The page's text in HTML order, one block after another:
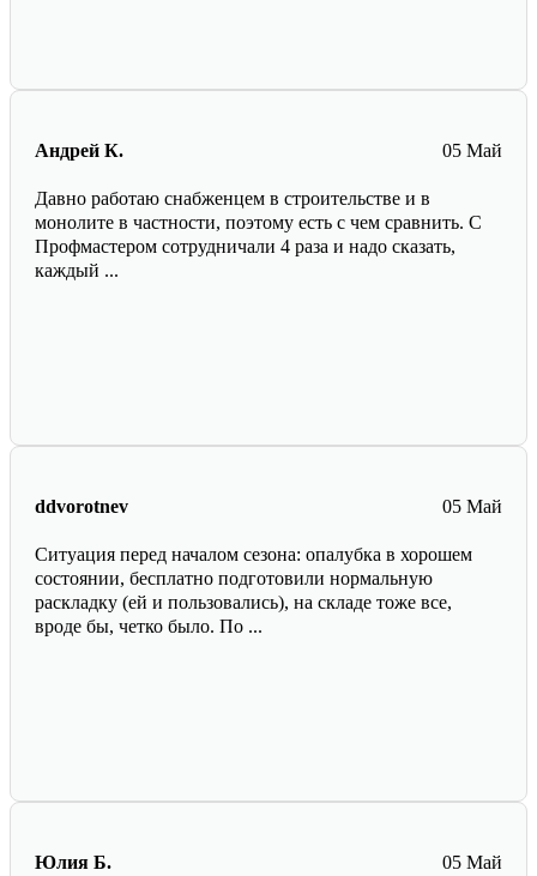
05 Май
Андрей К.
Давно работаю снабженцем в строительстве и в
монолите в частности, поэтому есть с чем сравнить. С
Профмастером сотрудничали 4 раза и надо сказать,
каждый ...
05 Май
ddvorotnev
Ситуация перед началом сезона: опалубка в хорошем
состоянии, бесплатно подготовили нормальную
раскладку (ей и пользовались), на складе тоже все,
вроде бы, четко было. По ...
05 Май
Юлия Б.